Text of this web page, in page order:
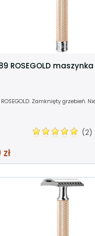
ROSEGOLD
Zamknięty grzebień.
(2)